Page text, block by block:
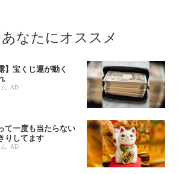
あなたにオススメ
】宝くじ運が動く
ム AD
て一度も当たらない
りしてます
ム AD